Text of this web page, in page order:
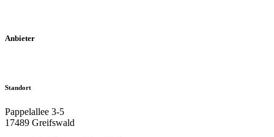
Anbieter
Standort
Pappelallee 3-5
17489 Greifswald